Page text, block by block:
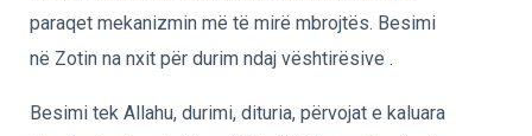
paraqet mekanizmin më të mirë mbrojtës. Besimi
në Zotin na nxit për durim ndaj vështirësive .
Besimi tek Allahu, durimi, dituria, përvojat e kaluara